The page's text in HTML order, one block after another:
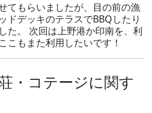
てもらいましたが、目の前の漁
ドデッキのテラスでBBQしたり
た。 次回は上野港か印南を、利
こもまた利用したいです！
・コテージに関す